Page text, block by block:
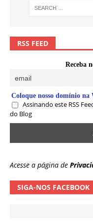
RSS FEED
Receba
Coloque nosso domínio
Assinando este RSS
do Blog
Acesse a página de
SIGA-NOS FACEBOOK